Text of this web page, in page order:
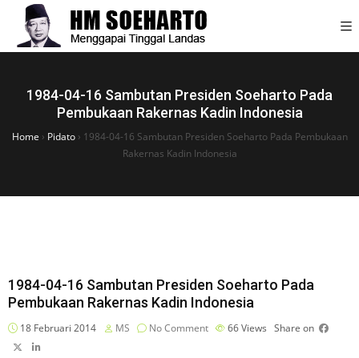
1984-04-16 Sambutan Presiden Soeharto Pada
Pembukaan Rakernas Kadin Indonesia
Home › Pidato› 1984-04-16 Sambutan Presiden Soeharto Pada Pembukaan
Rakernas Kadin Indonesia
1984-04-16 Sambutan Presiden Soeharto Pada
Pembukaan Rakernas Kadin Indonesia
18 Februari 2014 MS No Comment 66Views Share on